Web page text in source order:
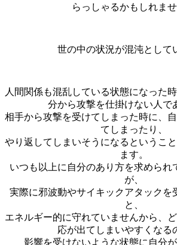
らっしゃるかもしれませ
世の中の状況が混沌として
人間関係も混乱している状態になった
分から攻撃を仕掛けない人で
相手から攻撃を受けてしまった時に、
てしまったり、
やり返してしまいそうになるというこ
ます。
いつも以上に自分のあり方を求められ
が、
実際に邪波動やサイキックアタックを
と、
エネルギー的に守れていませんから、
応が出てしまいやすくなる
影響を受けないような状態に自分が